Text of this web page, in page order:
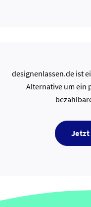
designenlassen.de ist
Alternative um ein